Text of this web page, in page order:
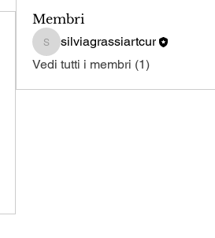
Membri
silviagrassiartcur
silviagrassiartcur
Vedi tutti i membri (1)